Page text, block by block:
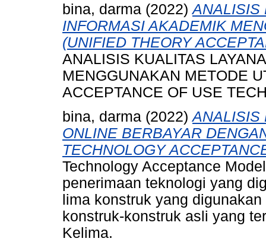
bina, darma (2022)ANALISIS
INFORMASI AKADEMIK
(UNIFIED THEORY
ANALISIS KUALITAS
MENGGUNAKAN METODE
ACCEPTANCE OF USE
bina, darma (2022)ANALISIS
ONLINE BERBAYAR
TECHNOLOGY
Technology Acceptance
penerimaan teknologi yang
lima konstruk yang
konstruk-konstruk asli yang
Kelima.